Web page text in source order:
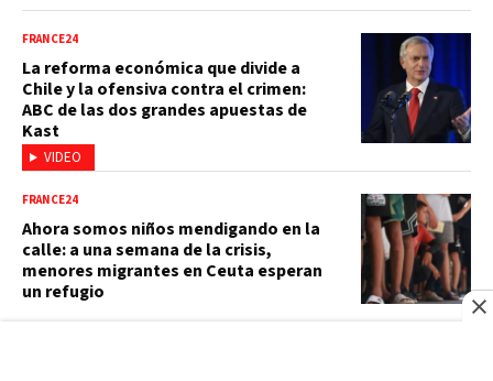
VIDEO
FRANCE24
La reforma económica que divide a
Chile y la ofensiva contra el crimen:
ABC de las dos grandes apuestas de
Kast
FRANCE24
Ahora somos niños mendigando en la
calle: a una semana de la crisis,
menores migrantes en Ceuta esperan
un refugio